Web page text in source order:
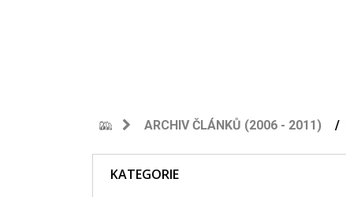
ARCHIV ČLÁNKŮ (2006 - 2011)
KATEGORIE